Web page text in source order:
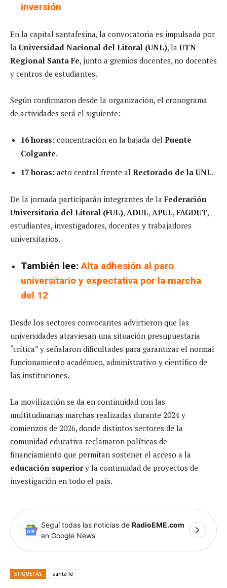
inversión
En la capital santafesina, la convocatoria es impulsada por
laUniversidad Nacional del Litoral (UNL), laUTN
Regional Santa Fe, junto a gremios docentes, no docentes
y centros de estudiantes.
Según confirmaron desde la organización, el cronograma
de actividades será el siguiente:
16 horas: concentración en la bajada del Puente
Colgante.
17 horas: acto central frente al Rectorado de la UNL.
De la jornada participarán integrantes de la Federación
Universitaria del Litoral (FUL), ADUL, APUL, FAGDUT,
estudiantes, investigadores, docentes y trabajadores
universitarios.
También lee:Alta adhesión al paro
universitario y expectativa por la marcha
del 12
Desde los sectores convocantes advirtieron que las
universidades atraviesan una situación presupuestaria
“crítica” y señalaron dificultades para garantizar el normal
funcionamiento académico, administrativo y científico de
las instituciones.
La movilización se da en continuidad con las
multitudinarias marchas realizadas durante 2024 y
comienzos de 2026, donde distintos sectores de la
comunidad educativa reclamaron políticas de
financiamiento que permitan sostener el acceso a la
educación superiory la continuidad de proyectos de
investigación en todo el país.
Seguí todas las noticias de RadioEME.com
en Google News
ETIQUETAS santa fe